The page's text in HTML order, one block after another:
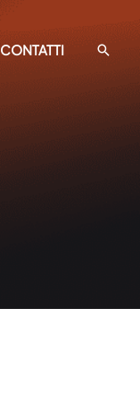
CONTATTI